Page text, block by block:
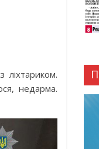
ліхтариком.
недарма.